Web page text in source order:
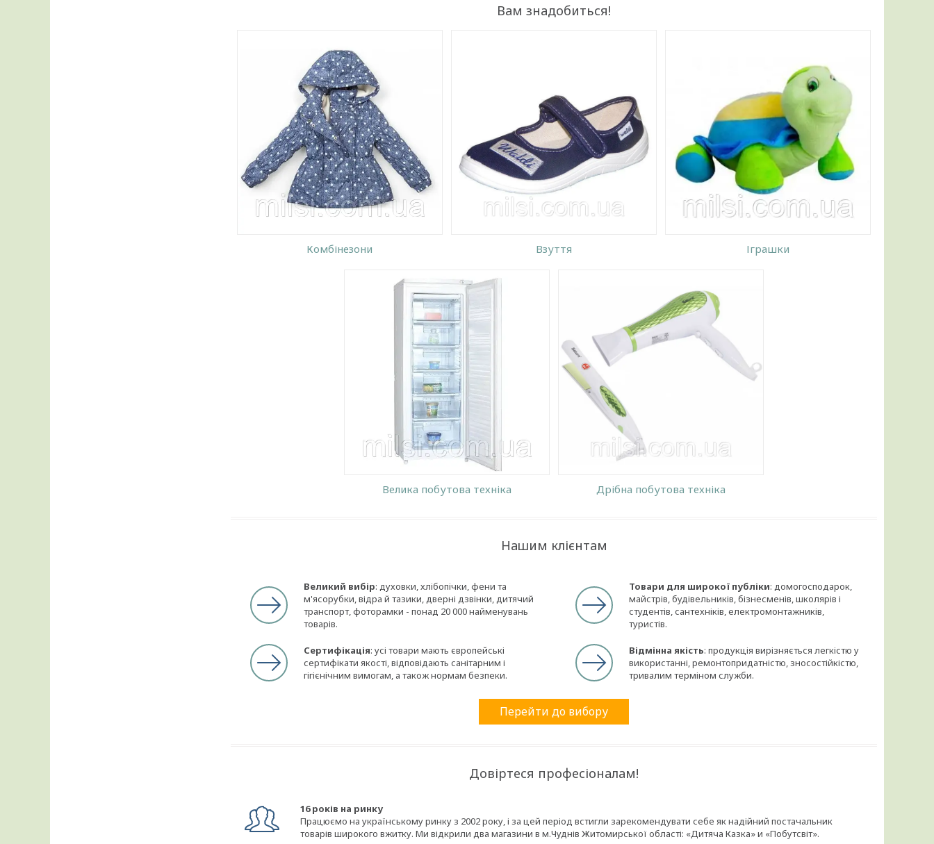
Вам знадобиться!
Комбінезони
Зимове, осіннє і демісезонне дитяче
взуття в будь-яких розмірах і
забарвленнях: капці, черевики, кросівки,
туфлі, валянки. Якісні матеріали,
зручність у носінні.
Взуття
М'які та інтерактивні іграшки, проектори,
розвивальні килимки, конструктори,
ляльки, пірамідки, машинки та інші
забави для малюків. Все найяскравіше і
барвисте
Іграшки
Велика побутова техніка
Машинки для стрижки, електробритви,
електрочайники, кавоварки, блендери,
міксери від торгових марок Magio,
Maestro, Mirta, Rotex, First, Zelmer, Crystal,
Дрібна побутова техніка
Нашим клієнтам
Великий вибір: духовки, хлібопічки, фени та
м'ясорубки, відра й тазики, дверні дзвінки, дитячий
транспорт, фоторамки - понад 20 000 найменувань
товарів.
Сертифікація: усі товари мають європейські
сертифікати якості, відповідають санітарним і
гігієнічним вимогам, а також нормам безпеки.
Товари для широкої публіки: домогосподарок,
майстрів, будівельників, бізнесменів, школярів і
студентів, сантехніків, електромонтажників,
туристів.
Відмінна якість: продукція вирізняється легкістю у
використанні, ремонтопридатністю, зносостійкістю,
тривалим терміном служби.
Перейти до вибору
Довіртеся професіоналам!
16 років на ринку
Працюємо на українському ринку з 2002 року, і за цей період встигли зарекомендувати себе як надійний постачальник
товарів широкого вжитку. Ми відкрили два магазини в м.Чуднів Житомирської області: «Дитяча Казка» и «Побутсвіт».